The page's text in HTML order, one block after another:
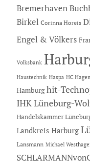
Bremerhaven
Birkel Corinna Horeis
Engel & Völkers
Volksbank
Haustechnik Haspa HC
Hamburg hit-
IHK Lüneburg-
Handelskammer
Landkreis Harburg
Lansmann Michael